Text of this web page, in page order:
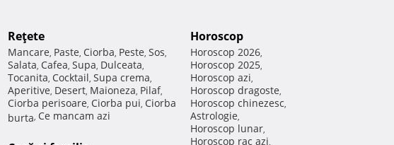
Reţete
Mancare, Paste, Ciorba, Peste, Sos,
Salata, Cafea, Supa, Dulceata,
Tocanita, Cocktail, Supa crema,
Aperitive, Desert, Maioneza, Pilaf,
Ciorba perisoare, Ciorba pui, Ciorba
burta, Ce mancam azi
Horoscop
Horoscop 2026,
Horoscop 2025,
Horoscop azi,
Horoscop dragoste,
Horoscop chinezesc,
Astrologie,
Horoscop lunar,
Horoscop rac azi,